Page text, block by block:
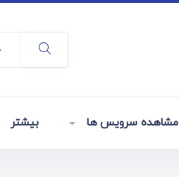
مشاهده سرویس ها بیشتر